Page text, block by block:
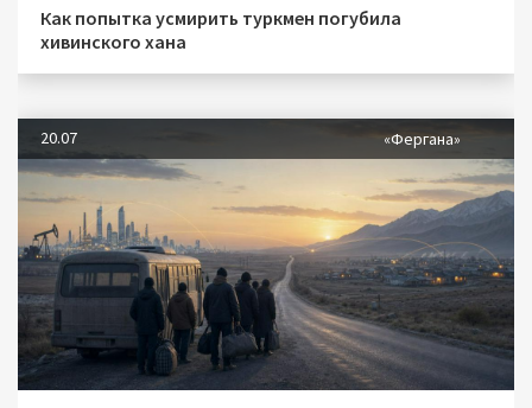
Как попытка усмирить туркмен погубила
хивинского хана
20.07 «Фергана»